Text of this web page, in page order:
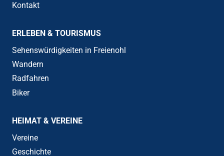
Kontakt
ERLEBEN & TOURISMUS
Sehenswürdigkeiten in Freienohl
Wandern
Radfahren
Biker
HEIMAT & VEREINE
Vereine
Geschichte